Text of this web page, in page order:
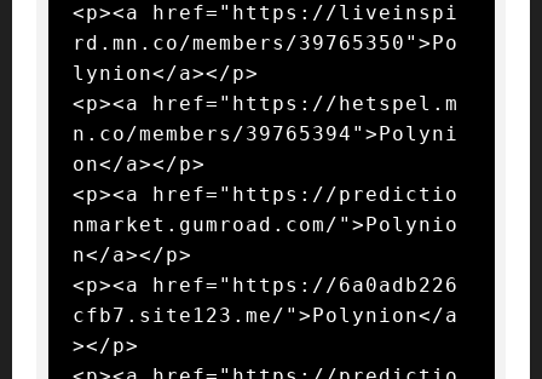
<p><a href="https://liveinspi
rd.mn.co/members/39765350">Po
lynion</a></p>
<p><a href="https://hetspel.m
n.co/members/39765394">Polyni
on</a></p>
<p><a href="https://predictio
nmarket.gumroad.com/">Polynio
n</a></p>
<p><a href="https://6a0adb226
cfb7.site123.me/">Polynion</a
></p>